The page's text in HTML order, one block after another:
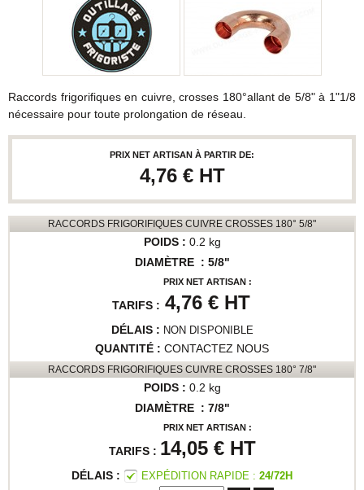
Raccords frigorifiques en cuivre, crosses 180°allant de 5/8" à 1"1/8
nécessaire pour toute prolongation de réseau.
PRIX NET ARTISAN À PARTIR DE:
4,76 €HT
RACCORDS FRIGORIFIQUES CUIVRE CROSSES 180° 5/8"
0.2 kg
5/8"
PRIX NET ARTISAN :
4,76 € HT
NON DISPONIBLE
CONTACTEZ NOUS
RACCORDS FRIGORIFIQUES CUIVRE CROSSES 180° 7/8"
0.2 kg
7/8"
PRIX NET ARTISAN :
14,05 €HT
EXPÉDITION RAPIDE : 24/72H